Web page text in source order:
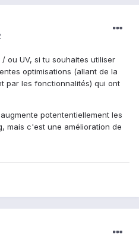
ou UV, si tu souhaites utiliser
optimisations (allant de la
par les fonctionnalités) qui ont
potententiellement les
mais c'est une amélioration de